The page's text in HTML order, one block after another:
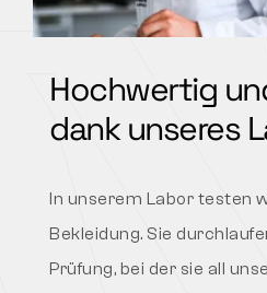
Hochwertig
dank unseres
In unserem Labor testen
Bekleidung. Sie
Prüfung, bei der sie all